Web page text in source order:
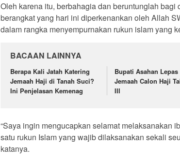
Oleh karena itu, berbahagia dan beruntunglah
berangkat yang hari ini diperkenankan oleh Allah
dalam rangka menyempurnakan rukun islam yang
BACAAN LAINNYA
Berapa Kali Jatah Katering
Jemaah Haji di Tanah Suci?
Ini Penjelasan Kemenag
Bupati Asahan Lepas
Jemaah Calon Haji
III
“Saya ingin mengucapkan selamat melaksanakan
satu rukun Islam yang wajib dilaksanakan sekali
katanya.